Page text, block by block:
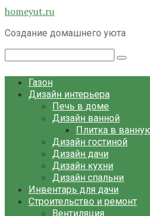
Перейти
контенту
homeyut.ru
Создание домашнего уюта
Газон
Дизайн интерьера
Печь в доме
Дизайн ванной
Плитка в
Дизайн гостиной
Дизайн дачи
Дизайн кухни
Дизайн спальни
Инвентарь для дачи
Строительство и ремонт
Вентиляция